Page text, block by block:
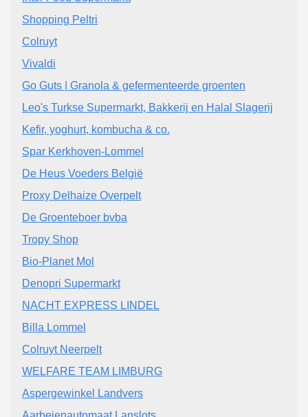
Shopping Peltri
Colruyt
Vivaldi
Go Guts | Granola & gefermenteerde groenten
Leo's Turkse Supermarkt, Bakkerij en Halal Slagerij
Kefir, yoghurt, kombucha & co.
Spar Kerkhoven-Lommel
De Heus Voeders België
Proxy Delhaize Overpelt
De Groenteboer bvba
Tropy Shop
Bio-Planet Mol
Denopri Supermarkt
NACHT EXPRESS LINDEL
Billa Lommel
Colruyt Neerpelt
WELFARE TEAM LIMBURG
Aspergewinkel Landvers